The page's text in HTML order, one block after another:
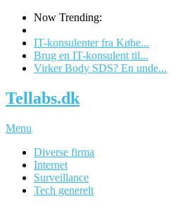
Now Trending:
IT-konsulenter fra Købe...
Brug en IT-konsulent til...
Virker Body SDS? En unde...
Tellabs.dk
Menu
Diverse firma
Internet
Surveillance
Tech generelt